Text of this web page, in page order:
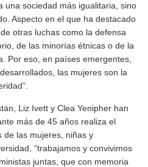
una sociedad más igualitaria, sino
Aspecto en el que ha destacado
otras luchas como la defensa
de las minorías étnicas o de la
Por eso, en países emergentes,
las mujeres son la
Liz Ivett y Clea Yenipher han
más de 45 años realiza el
de las mujeres, niñas y
“trabajamos y convivimos
juntas, que con memoria